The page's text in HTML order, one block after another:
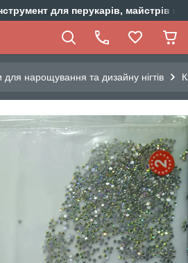
для перукарів, майстрів
для нарощування та дизайну нігтів